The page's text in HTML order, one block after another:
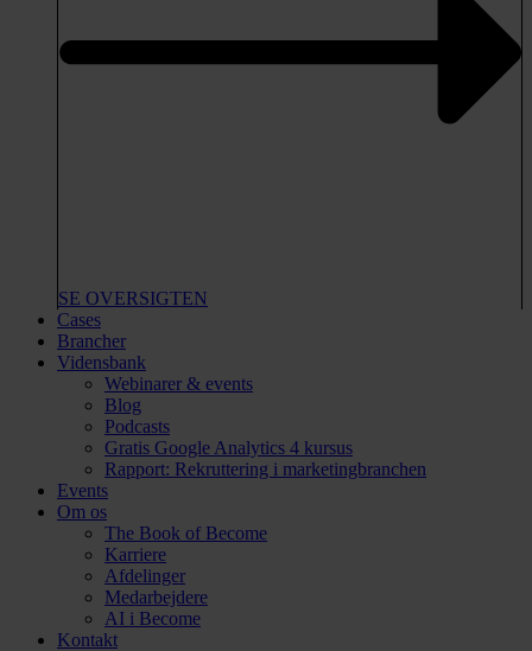
SE OVERSIGTEN
Cases
Brancher
Vidensbank
Webinarer & events
Blog
Podcasts
Gratis Google Analytics 4 kursus
Rapport: Rekruttering i marketingbranchen
Events
Om os
The Book of Become
Karriere
Afdelinger
Medarbejdere
AI i Become
Kontakt